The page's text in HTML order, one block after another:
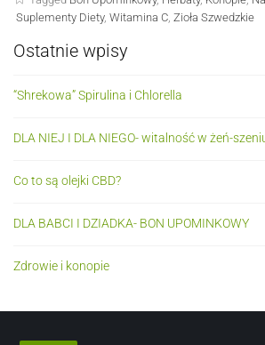
Suplementy Diety, Witamina C Zioła Szwedzkie
Ostatnie wpisy
“Shrekowa” Spirulina i Chlorella
DLA NIEJ I DLA NIEGO- witalność w żeń-
Co to są olejki CBD?
DLA BABCI I DZIADKA- BON UPOMINKOWY
Zdrowie i konopie